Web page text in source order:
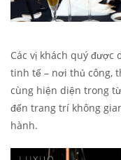
Các vị khách quý
tinh tế – nơi thủ công,
cùng hiện diện trong
đến trang trí không
hành.